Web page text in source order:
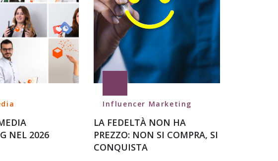
NEL 2026
Influencer Marketing
LA FEDELTÀ NON HA
PREZZO: NON SI COMPRA, SI
CONQUISTA